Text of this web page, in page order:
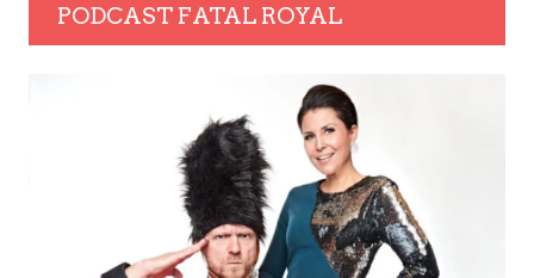
PODCAST FATAL ROYAL